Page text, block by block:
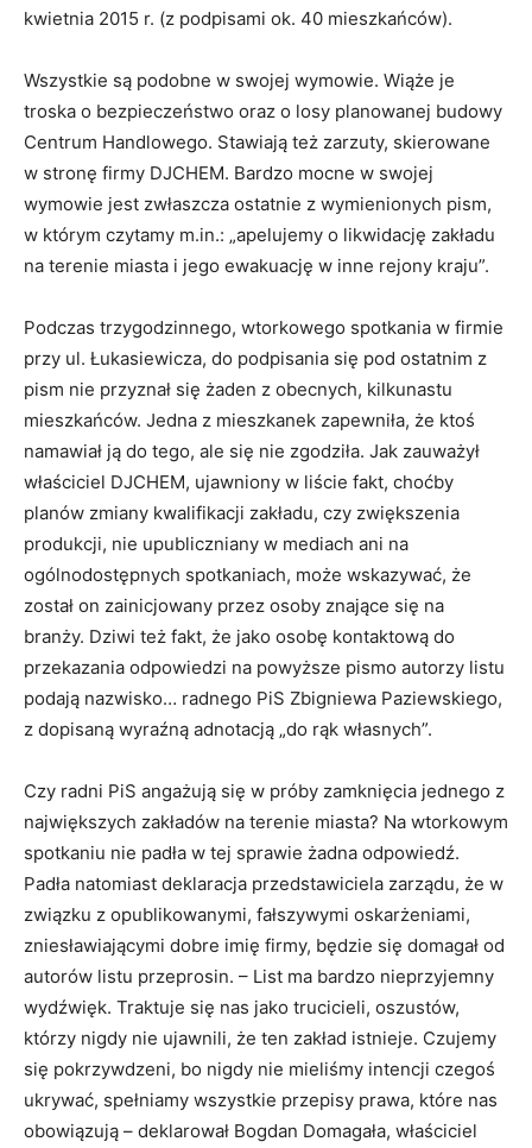
kwietnia 2015 r. (z podpisami ok. 40 mieszkańców).
Wszystkie są podobne w swojej wymowie. Wiąże je
troska o bezpieczeństwo oraz o losy planowanej budowy
Centrum Handlowego. Stawiają też zarzuty, skierowane
w stronę firmy DJCHEM. Bardzo mocne w swojej
wymowie jest zwłaszcza ostatnie z wymienionych pism,
w którym czytamy m.in.: „apelujemy o likwidację zakładu
na terenie miasta i jego ewakuację w inne rejony kraju”.
Podczas trzygodzinnego, wtorkowego spotkania w firmie
przy ul. Łukasiewicza, do podpisania się pod ostatnim z
pism nie przyznał się żaden z obecnych, kilkunastu
mieszkańców. Jedna z mieszkanek zapewniła, że ktoś
namawiał ją do tego, ale się nie zgodziła. Jak zauważył
właściciel DJCHEM, ujawniony w liście fakt, choćby
planów zmiany kwalifikacji zakładu, czy zwiększenia
produkcji, nie upubliczniany w mediach ani na
ogólnodostępnych spotkaniach, może wskazywać, że
został on zainicjowany przez osoby znające się na
branży. Dziwi też fakt, że jako osobę kontaktową do
przekazania odpowiedzi na powyższe pismo autorzy listu
podają nazwisko… radnego PiS Zbigniewa Paziewskiego,
z dopisaną wyraźną adnotacją „do rąk własnych”.
Czy radni PiS angażują się w próby zamknięcia jednego z
największych zakładów na terenie miasta? Na wtorkowym
spotkaniu nie padła w tej sprawie żadna odpowiedź.
Padła natomiast deklaracja przedstawiciela zarządu, że w
związku z opublikowanymi, fałszywymi oskarżeniami,
zniesławiającymi dobre imię firmy, będzie się domagał od
autorów listu przeprosin. – List ma bardzo nieprzyjemny
wydźwięk. Traktuje się nas jako trucicieli, oszustów,
którzy nigdy nie ujawnili, że ten zakład istnieje. Czujemy
się pokrzywdzeni, bo nigdy nie mieliśmy intencji czegoś
ukrywać, spełniamy wszystkie przepisy prawa, które nas
obowiązują – deklarował Bogdan Domagała, właściciel